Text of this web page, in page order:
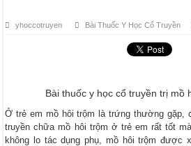
Xuyên khung: Bí ẩn sức khỏe từ thảo dược
Hoài sơn (Sơn dược): Vị thuốc quý từ củ mài
Cát cánh: Hỗ trợ điều trị bệnh đường hô hấp và
yhoccotruyen Bài Thuốc Y Học Cổ Truyền
Bài thuốc y học cổ truyền trị mồ
Ở trẻ em mồ hôi trộm là trứng thường gặp,
truyền chữa mồ hôi trộm ở trẻ em rất tốt
không lo tác dụng phụ, mồ hôi trộm được